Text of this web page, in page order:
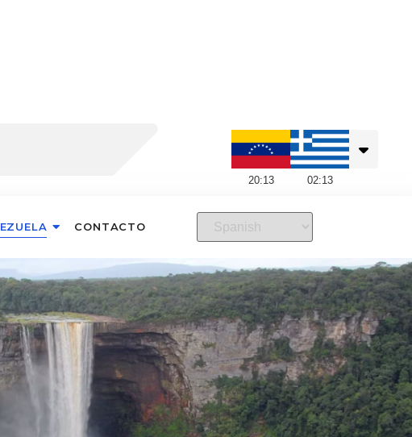
20:13 02:13
CONTACTO